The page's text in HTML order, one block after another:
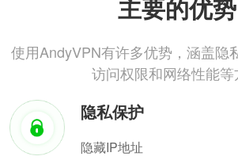
主要的优势
使用AndyVPN有许多优势，涵盖隐
访问权限和网络性能
隐私保护
隐藏IP地址